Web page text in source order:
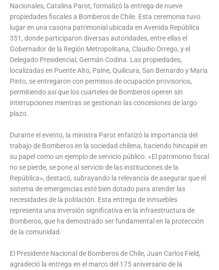
Nacionales, Catalina Parot, formalizó la entrega de nueve
propiedades fiscales a Bomberos de Chile. Esta ceremonia tuvo
lugar en una casona patrimonial ubicada en Avenida República
351, donde participaron diversas autoridades, entre ellas el
Gobernador de la Región Metropolitana, Claudio Orrego, y el
Delegado Presidencial, Germán Codina. Las propiedades,
localizadas en Puente Alto, Paine, Quilicura, San Bernardo y María
Pinto, se entregaron con permisos de ocupación provisorios,
permitiendo así que los cuarteles de Bomberos operen sin
interrupciones mientras se gestionan las concesiones de largo
plazo.
Durante el evento, la ministra Parot enfatizó la importancia del
trabajo de Bomberos en la sociedad chilena, haciendo hincapié en
su papel como un ejemplo de servicio público. «El patrimonio fiscal
no se pierde, se pone al servicio de las instituciones de la
República», destacó, subrayando la relevancia de asegurar que el
sistema de emergencias esté bien dotado para atender las
necesidades de la población. Esta entrega de inmuebles
representa una inversión significativa en la infraestructura de
Bomberos, que ha demostrado ser fundamental en la protección
de la comunidad.
El Presidente Nacional de Bomberos de Chile, Juan Carlos Field,
agradeció la entrega en el marco del 175 aniversario de la